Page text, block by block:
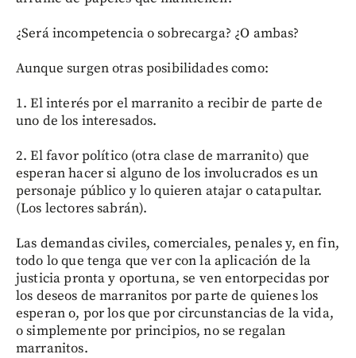
¿Será incompetencia o sobrecarga? ¿O ambas?
Aunque surgen otras posibilidades como:
1. El interés por el marranito a recibir de parte de
uno de los interesados.
2. El favor político (otra clase de marranito) que
esperan hacer si alguno de los involucrados es un
personaje público y lo quieren atajar o catapultar.
(Los lectores sabrán).
Las demandas civiles, comerciales, penales y, en fin,
todo lo que tenga que ver con la aplicación de la
justicia pronta y oportuna, se ven entorpecidas por
los deseos de marranitos por parte de quienes los
esperan o, por los que por circunstancias de la vida,
o simplemente por principios, no se regalan
marranitos.